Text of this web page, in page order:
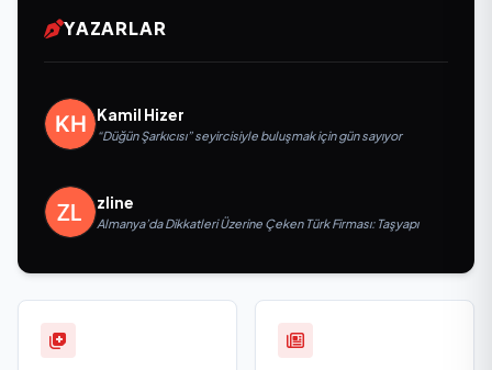
YAZARLAR
Kamil Hizer
“Düğün Şarkıcısı” seyircisiyle buluşmak için gün sayıyor
zline
Almanya’da Dikkatleri Üzerine Çeken Türk Firması: Taşyapı